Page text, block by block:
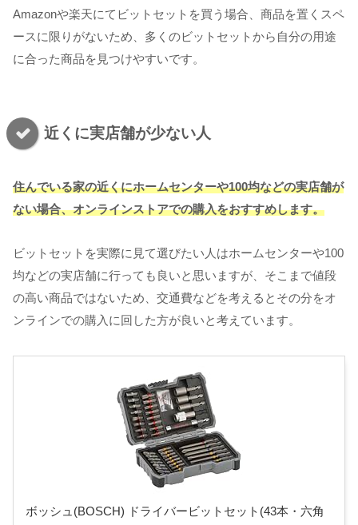
Amazonや楽天にてビットセットを買う場合、商品を置くスペ
ースに限りがないため、多くのビットセットから自分の用途
に合った商品を見つけやすいです。
近くに実店舗が少ない人
住んでいる家の近くにホームセンターや100均などの実店舗が
ない場合、オンラインストアでの購入をおすすめします。
ビットセットを実際に見て選びたい人はホームセンターや100
均などの実店舗に行っても良いと思いますが、そこまで値段
の高い商品ではないため、交通費などを考えるとその分をオ
ンラインでの購入に回した方が良いと考えています。
ボッシュ(BOSCH) ドライバービットセット(43本・六角